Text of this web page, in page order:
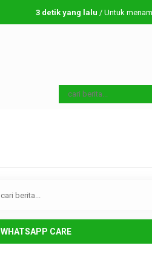
3 detik yang lalu / Untuk
WHATSAPP CARE